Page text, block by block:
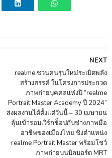
NEXT
realme ชวนคนรุ่นใหม่ระเบิดพลัง
สร้างสรรค์ ในโครงการประกวด
ภาพถ่ายบุคคลแห่งปี “realme
Portrait Master Academy ปี 2024”
ส่งผลงานได้ตั้งแต่วันนี้ – 30 เมษายน
ลุ้นเข้ารอบเวิร์กช็อปกับช่างภาพมือ
อาชีพของเมืองไทย ชิงตำแหน่ง
realme Portrait Master พร้อมโชว์
ภาพถ่ายบนบิลบอร์ด MRT